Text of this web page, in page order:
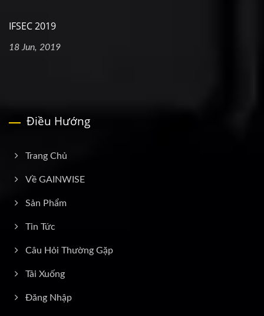
IFSEC 2019
18 Jun, 2019
Điều Hướng
Trang Chủ
Về GAINWISE
Sản Phẩm
Tin Tức
Câu Hỏi Thường Gặp
Tải Xuống
Đăng Nhập